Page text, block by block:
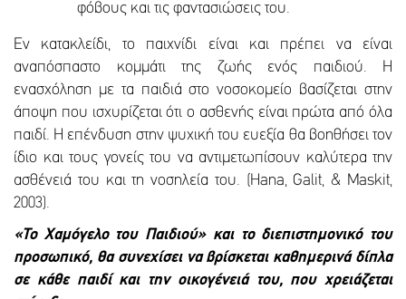
φόβους και τις φαντασιώσεις του.
Εν κατακλείδι, το παιχνίδι είναι και πρέπει να είναι
αναπόσπαστο κομμάτι της ζωής ενός παιδιού. Η
ενασχόληση με τα παιδιά στο νοσοκομείο βασίζεται στην
άποψη που ισχυρίζεται ότι ο ασθενής είναι πρώτα από όλα
παιδί. Η επένδυση στην ψυχική του ευεξία θα βοηθήσει τον
ίδιο και τους γονείς του να αντιμετωπίσουν καλύτερα την
ασθένειά του και τη νοσηλεία του. (Hana, Galit, & Maskit,
2003).
«Το Χαμόγελο του Παιδιού» και το διεπιστημονικό του
προσωπικό, θα συνεχίσει να βρίσκεται καθημερινά δίπλα
σε κάθε παιδί και την οικογένειά του, που χρειάζεται